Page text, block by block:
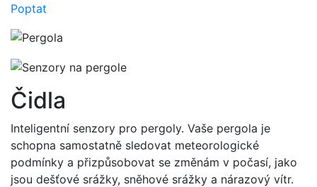
Poptat
Čidla
Inteligentní senzory pro pergoly. Vaše pergola je
schopna samostatně sledovat meteorologické
podmínky a přizpůsobovat se změnám v počasí, jako
jsou dešťové srážky, sněhové srážky a nárazový vítr.
názory klientů
přístup. Kvalitní jednání a provedená
práce!